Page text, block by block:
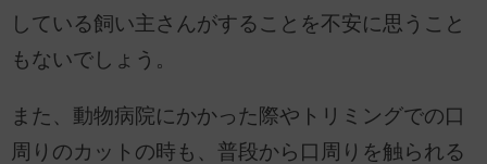
している飼い主さんがすることを不安に思うこと
もないでしょう。
また、動物病院にかかった際やトリミングでの口
周りのカットの時も、普段から口周りを触られる